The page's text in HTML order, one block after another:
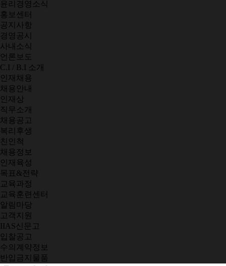
윤리경영소식
홍보센터
공지사항
경영공시
사내소식
언론보도
C.I / B.I 소개
인재채용
채용안내
인재상
직무소개
채용공고
복리후생
친인척
채용정보
인재육성
목표&전략
교육과정
교육훈련센터
알림마당
고객지원
IIAS신문고
입찰공고
수의계약정보
반입금지물품